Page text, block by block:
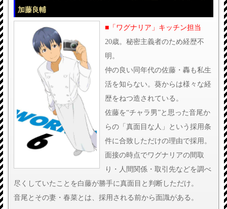
加藤良輔
■「ワグナリア」キッチン担当
20歳。秘密主義者のため経歴不
明。
仲の良い同年代の佐藤・轟も私生
活を知らない。葵からは様々な経
歴をねつ造されている。
佐藤を“チャラ男”と思った音尾か
らの「真面目な人」という採用条
件に合致しただけの理由で採用。
面接の時点でワグナリアの間取
り・人間関係・取引先などを調べ
尽くしていたことを白藤が勝手に真面目と判断しただけ。
音尾とその妻・春菜とは、採用される前から面識がある。